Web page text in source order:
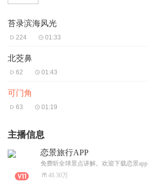
苔录滨海风光
224 01:33
北茭鼻
62 01:43
可门角
63 01:19
主播信息
恋景旅行APP
免费听全球景点讲解。欢迎下载恋景app
48.30万